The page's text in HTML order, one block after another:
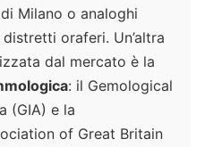
Milano o analoghi
oraferi. Un’altra
dal mercato è la
: il Gemological
(GIA) e la
of Great Britain